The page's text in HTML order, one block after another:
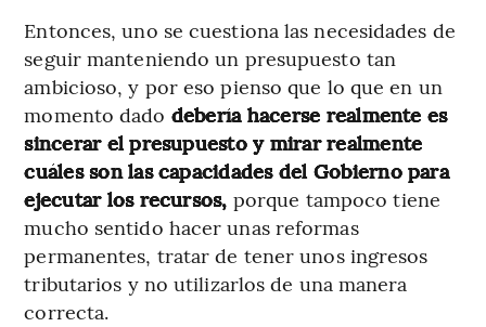
Entonces, uno se cuestiona las necesidades de
seguir manteniendo un presupuesto tan
ambicioso, y por eso pienso que lo que en un
momento dado debería hacerse realmente es
sincerar el presupuesto y mirar realmente
cuáles son las capacidades del Gobierno para
ejecutar los recursos, porque tampoco tiene
mucho sentido hacer unas reformas
permanentes, tratar de tener unos ingresos
tributarios y no utilizarlos de una manera
correcta.